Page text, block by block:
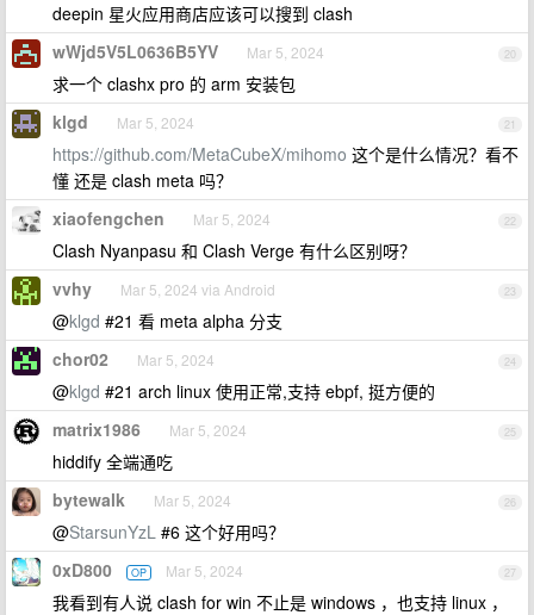
deepin 星火应用商店应该可以搜到 clash
20
wWjd5V5L0636B5YV Mar 5, 2024
求一个 clashx pro 的 arm 安装包
21
klgd Mar 5, 2024
https://github.com/MetaCubeX/mihomo 这个是什么情况？看不
懂 还是 clash meta 吗？
22
xiaofengchen Mar 5, 2024
Clash Nyanpasu 和 Clash Verge 有什么区别呀？
23
vvhy Mar 5, 2024 via Android
@klgd #21 看 meta alpha 分支
24
chor02 Mar 5, 2024
@klgd #21 arch linux 使用正常,支持 ebpf, 挺方便的
25
matrix1986 Mar 5, 2024
hiddify 全端通吃
26
bytewalk Mar 5, 2024
@StarsunYzL #6 这个好用吗？
27
0xD800 OP Mar 5, 2024
我看到有人说 clash for win 不止是 windows ，也支持 linux ，